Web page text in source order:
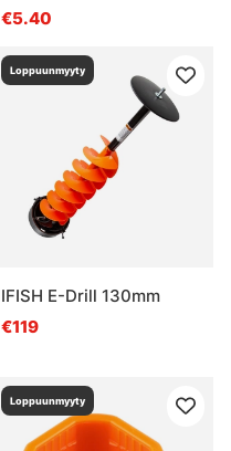
€5.40
Loppuunmyyty
IFISH E-Drill 130mm
€119
Loppuunmyyty